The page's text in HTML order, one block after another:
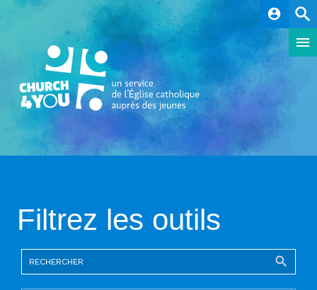
account_circle
Filtrez les outils